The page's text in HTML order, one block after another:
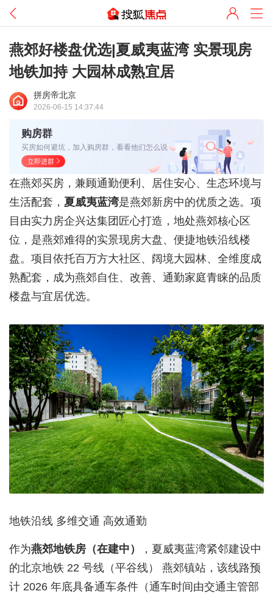
燕郊好楼盘优选|夏威夷蓝湾 实景现房
地铁加持 大园林成熟宜居
拼房帝北京
2026-06-15 14:37:44
购房群
买房如何避坑，加入购房群，看看他们怎么说
立即进群
在燕郊买房，兼顾通勤便利、居住安心、生态环境与
生活配套， 夏威夷蓝湾是燕郊新房中的优质之选。项
目由实力房企兴达集团匠心打造，地处燕郊核心区
位，是燕郊难得的实景现房大盘、便捷地铁沿线楼
盘。项目依托百万方大社区、阔境大园林、全维度成
熟配套，成为燕郊自住、改善、通勤家庭青睐的品质
楼盘与宜居优选。
地铁沿线 多维交通 高效通勤
作为燕郊地铁房（在建中）
，夏威夷蓝湾紧邻建设中
的北京地铁 22 号线（平谷线） 燕郊镇站，该线路预
计 2026 年底具备通车条件（通车时间由交通主管部